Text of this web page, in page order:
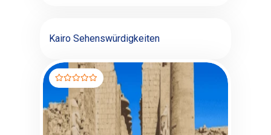
Kairo Sehenswürdigkeiten